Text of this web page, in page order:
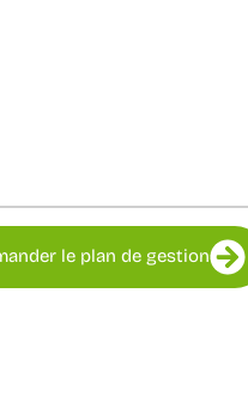
le plan de gestion